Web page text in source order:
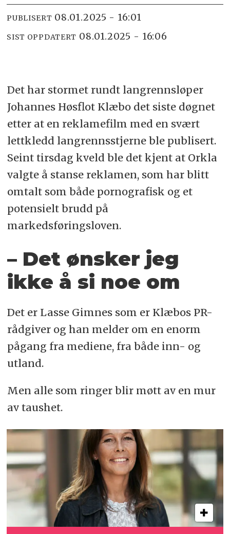
PUBLISERT 08.01.2025 - 16:01
SIST OPPDATERT 08.01.2025 - 16:06
Det har stormet rundt langrennsløper
Johannes Høsflot Klæbo det siste døgnet
etter at en reklamefilm med en svært
lettkledd langrennsstjerne ble publisert.
Seint tirsdag kveld ble det kjent at Orkla
valgte å stanse reklamen, som har blitt
omtalt som både pornografisk og et
potensielt brudd på
markedsføringsloven.
– Det ønsker jeg
ikke å si noe om
Det er Lasse Gimnes som er Klæbos PR-
rådgiver og han melder om en enorm
pågang fra mediene, fra både inn- og
utland.
Men alle som ringer blir møtt av en mur
av taushet.